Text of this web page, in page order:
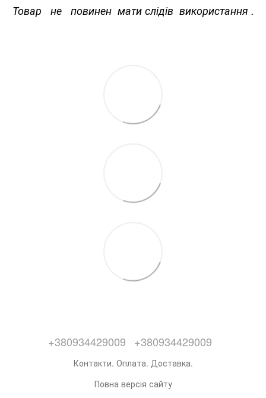
Товар не повинен мати слідів використання .
+380934429009 +380934429009
Контакти. Оплата. Доставка.
Повна версія сайту